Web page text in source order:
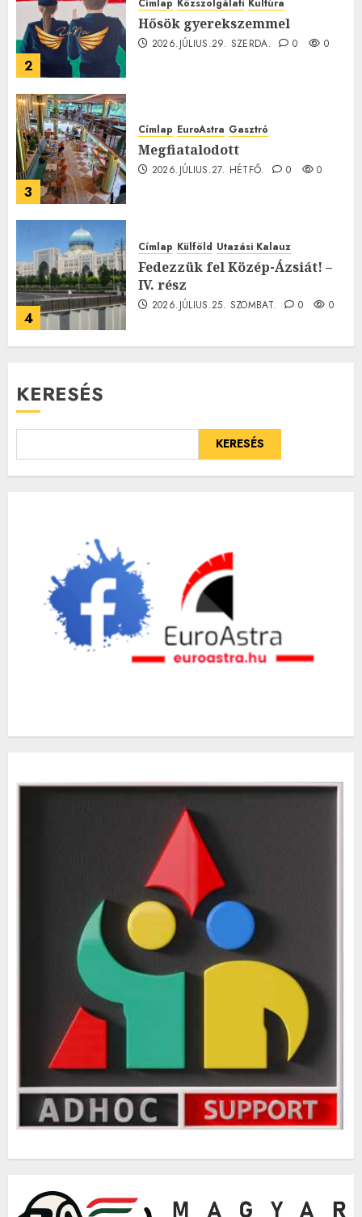
2
Címlap Közszolgálati Kultúra
Hősök gyerekszemmel
2026.JÚLIUS.29. SZERDA. 0 0
3
Címlap EuroAstra Gasztró
Megfiatalodott
2026.JÚLIUS.27. HÉTFŐ. 0 0
4
Címlap Külföld Utazási Kalauz
Fedezzük fel Közép-Ázsiát! –
IV. rész
2026.JÚLIUS.25. SZOMBAT. 0 0
KERESÉS
KERESÉS